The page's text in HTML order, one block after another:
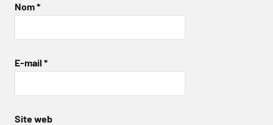
Nom*
E-mail *
Site web